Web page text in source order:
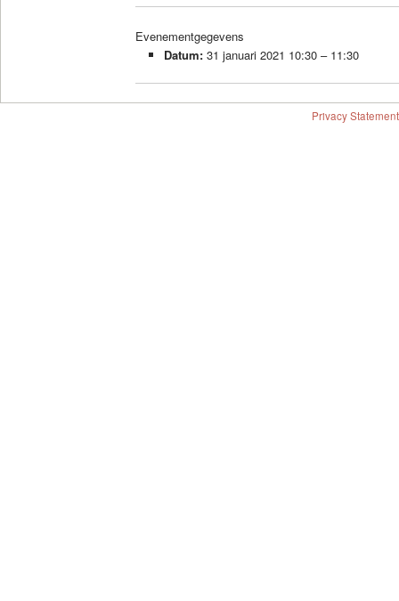
Evenementgegevens
Datum: 31 januari 2021 10:30 – 11:30
Privacy Statement